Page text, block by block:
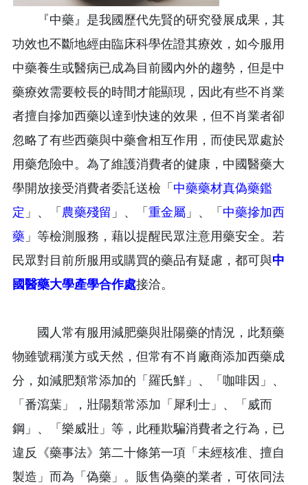
『中藥』是我國歷代先賢的研究發展成果，其
功效也不斷地經由臨床科學佐證其療效，如今服用
中藥養生或醫病已成為目前國內外的趨勢，但是中
藥療效需要較長的時間才能顯現，因此有些不肖業
者擅自摻加西藥以達到快速的效果，但不肖業者卻
忽略了有些西藥與中藥會相互作用，而使民眾處於
用藥危險中。為了維護消費者的健康，中國醫藥大
學開放接受消費者委託送檢「 中藥藥材真偽藥鑑
定 」、「 農藥殘留 」、「 重金屬 」、「 中藥摻加西
藥 」等檢測服務，藉以提醒民眾注意用藥安全。若
民眾對目前所服用或購買的藥品有疑慮，都可與中
國醫藥大學產學合作處接洽。
國人常有服用減肥藥與壯陽藥的情況，此類藥
物雖號稱漢方或天然，但常有不肖廠商添加西藥成
分，如減肥類常添加的「羅氏鮮」、「咖啡因」、
「番瀉葉」，壯陽類常添加「犀利士」、「威而
鋼」、「樂威壯」等，此種欺騙消費者之行為，已
違反《藥事法》第二十條第一項「未經核准、擅自
製造」而為「偽藥」。販售偽藥的業者，可依同法